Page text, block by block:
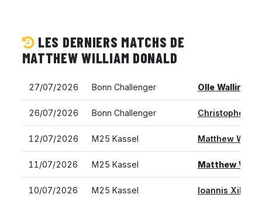
LES DERNIERS MATCHS DE
MATTHEW WILLIAM DONALD
27/07/2026 Bonn Challenger Olle Wallin
26/07/2026 Bonn Challenger Christopher
12/07/2026 M25 Kassel Matthew
11/07/2026 M25 Kassel Matthew
10/07/2026 M25 Kassel Ioannis Xilas